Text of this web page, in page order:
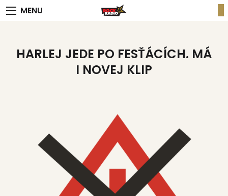
MENU
HARLEJ JEDE PO FESŤÁCÍCH. MÁ
I NOVEJ KLIP